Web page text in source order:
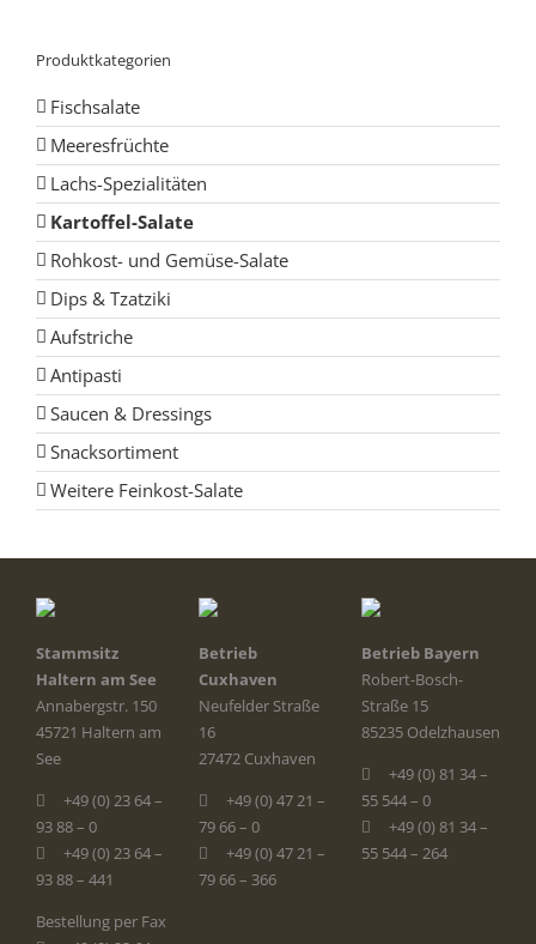
Produktkategorien
Fischsalate
Meeresfrüchte
Lachs-Spezialitäten
Kartoffel-Salate
Rohkost- und Gemüse-Salate
Dips & Tzatziki
Aufstriche
Antipasti
Saucen & Dressings
Snacksortiment
Weitere Feinkost-Salate
Stammsitz
Haltern am See
Annabergstr. 150
45721 Haltern am
See
+49 (0) 23 64 –
93 88 – 0
+49 (0) 23 64 –
93 88 – 441
Bestellung per Fax
Betrieb
Cuxhaven
Neufelder Straße
16
27472 Cuxhaven
+49 (0) 47 21 –
79 66 – 0
+49 (0) 47 21 –
79 66 – 366
Betrieb Bayern
Robert-Bosch-
Straße 15
85235 Odelzhausen
+49 (0) 81 34 –
55 544 – 0
+49 (0) 81 34 –
55 544 – 264